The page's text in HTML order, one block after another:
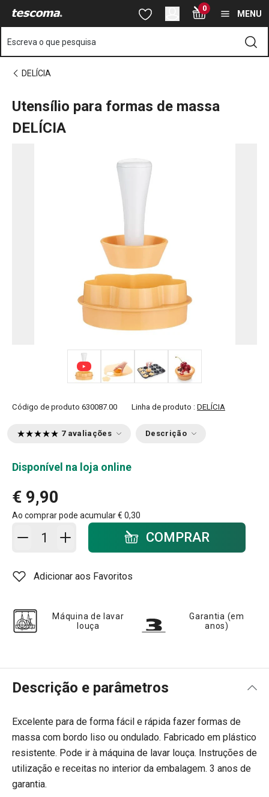
Está na página Utensílio para formas de massa DELÍCIA
Saltar para o conteúdo principal
Saltar para a pesquisa
Saltar para a navegação 0
MENU
Escreva o que pesquisa
DELÍCIA
Utensílio para formas de massa
DELÍCIA
Código de produto 630087.00 Linha de produto : DELÍCIA
7 avaliações Descrição
Disponível na loja online
€ 9,90
Ao comprar pode acumular€ 0,30
Adicionar ao carrinho - quantidadeCOMPRAR
Adicionar aos Favoritos
Máquina de lavar
louça
Garantia (em
anos)
Descrição e parâmetros
Excelente para de forma fácil e rápida fazer formas de
massa com bordo liso ou ondulado. Fabricado em plástico
resistente. Pode ir à máquina de lavar louça. Instruções de
utilização e receitas no interior da embalagem. 3 anos de
garantia.